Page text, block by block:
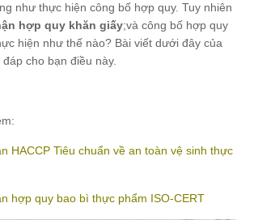
như thực hiện công bố hợp quy. Tuy nhiên
hợp quy khăn giấy;và công bố hợp quy
hiện như thế nào? Bài viết dưới đây của
cho bạn điều này.
HACCP Tiêu chuẩn về an toàn vệ sinh thực
hợp quy bao bì thực phẩm ISO-CERT